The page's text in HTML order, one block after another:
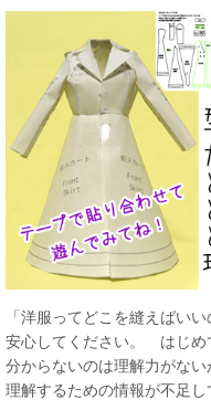
「洋服ってどこを縫えばい
安心してください。 はじめ
分からないのは理解力がない
理解するための情報が不足し